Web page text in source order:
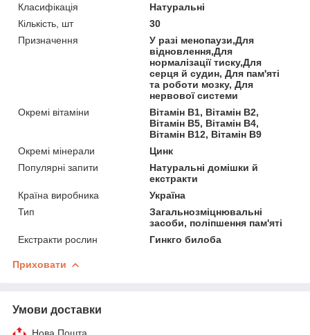
Класифікація
Натуральні
Кількість, шт
30
Призначення
У разі менопаузи,Для
відновлення,Для
нормалізації тиску,Для
серця й судин, Для пам'яті
та роботи мозку, Для
нервової системи
Окремі вітаміни
Вітамін В1, Вітамін В2,
Вітамін В5, Вітамін B4,
Вітамін B12, Вітамін В9
Окремі мінерали
Цинк
Популярні запити
Натуральні домішки й
екстракти
Країна виробника
Україна
Тип
Загальнозміцнювальні
засоби, поліпшення пам'яті
Екстракти рослин
Гинкго билоба
Приховати
Умови доставки
Нова Пошта